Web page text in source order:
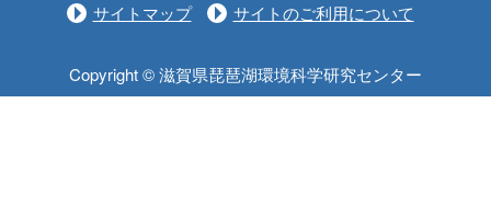
サイトマップ サイトのご利用について
Copyright © 滋賀県琵琶湖環境科学研究センター